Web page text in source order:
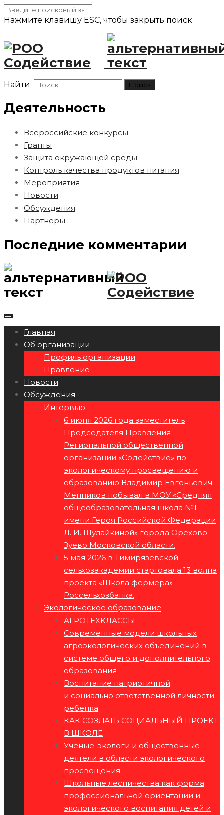
Нажмите клавишу ESC, чтобы закрыть поиск
Найти:
Деятельность
Всероссийские конкурсы
Гранты
Защита окружающей среды
Контроль качества продуктов питания
Мероприятия
Новости
Обсуждения
Партнёры
Последние комментарии
Главная
Об организации
Профиль организации
Правление
Новости
Обсуждения
Интервью
6 июня 2026 года заместитель
Председателя Правления
Региональной общественной
организации «Содействие» по
экологическому просвещению и
образованию Владимир Евгеньевич
Менников побывал в МОУ «Средняя
общеобразовательная школа №1
имени Героя Российской Федерации
Л. И. Шулайкиной» города Орехово-
Зуево Московской области.
5 мая 2026 в Тимирязевской
сельхозакадемии стартовала 13 волна
проекта «Школа фермера»
Россельхозбанка.
Экологическое образование
АГРОТЕХКЛАССЫ
Современные модели школьных
агроэкологических объединений в
системе общего и дополнительного
образования
Воспитание патриотичной
и социально ответственной личности
ребенка
КАК СОЗДАТЬ СОЦИАЛЬНЫЙ ПРОЕКТ
В ШКОЛЕ
Ученые-экологи и общественные
деятели в области экологического
просвещения
Школьные лесничества как форма
профессиональной ориентации и
экологического воспитания детей и